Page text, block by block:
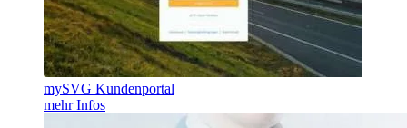
mySVG Kundenportal
mehr Infos